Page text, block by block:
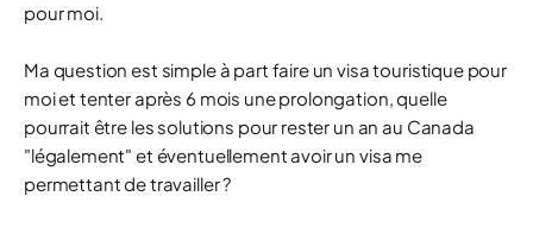
pour moi.
Ma question est simple à part faire un visa touristique pour
moi et tenter après 6 mois une prolongation, quelle
pourrait être les solutions pour rester un an au Canada
"légalement" et éventuellement avoir un visa me
permettant de travailler ?